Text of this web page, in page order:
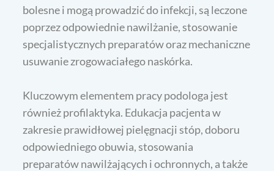
bolesne i mogą prowadzić do infekcji, są leczone
poprzez odpowiednie nawilżanie, stosowanie
specjalistycznych preparatów oraz mechaniczne
usuwanie zrogowaciałego naskórka.
Kluczowym elementem pracy podologa jest
również profilaktyka. Edukacja pacjenta w
zakresie prawidłowej pielęgnacji stóp, doboru
odpowiedniego obuwia, stosowania
preparatów nawilżających i ochronnych, a także